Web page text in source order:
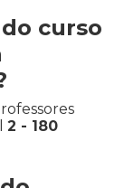
curso
2 - 180